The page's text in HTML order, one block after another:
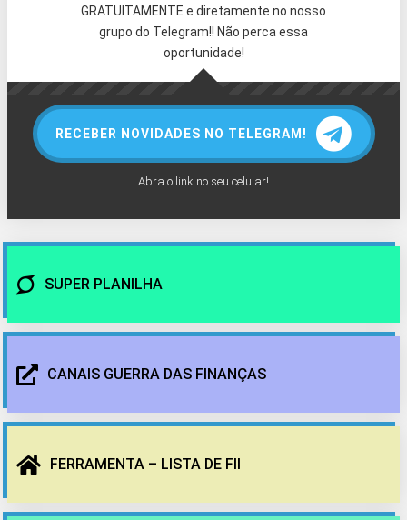
GRATUITAMENTE e diretamente no nosso
grupo do Telegram!! Não perca essa
oportunidade!
RECEBER NOVIDADES NO TELEGRAM!
Abra o link no seu celular!
SUPER PLANILHA
CANAIS GUERRA DAS FINANÇAS
FERRAMENTA – LISTA DE FII